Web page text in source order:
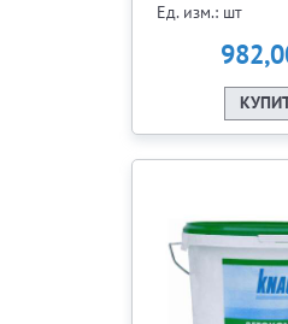
Ед. изм.: шт